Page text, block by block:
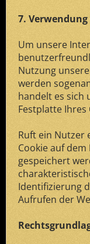
7.
Um unsere
Nutzung
werden
handelt es sich
Festplatte
Ruft ein Nutzer
Cookie auf
gespeichert
Identifizierung
Aufrufen der